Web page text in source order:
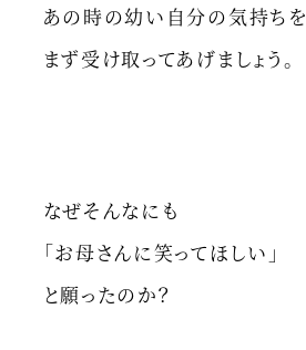
あの時の幼い自分の気持ちを
まず受け取ってあげましょう。
なぜそんなにも
「お母さんに笑ってほしい」
と願ったのか？